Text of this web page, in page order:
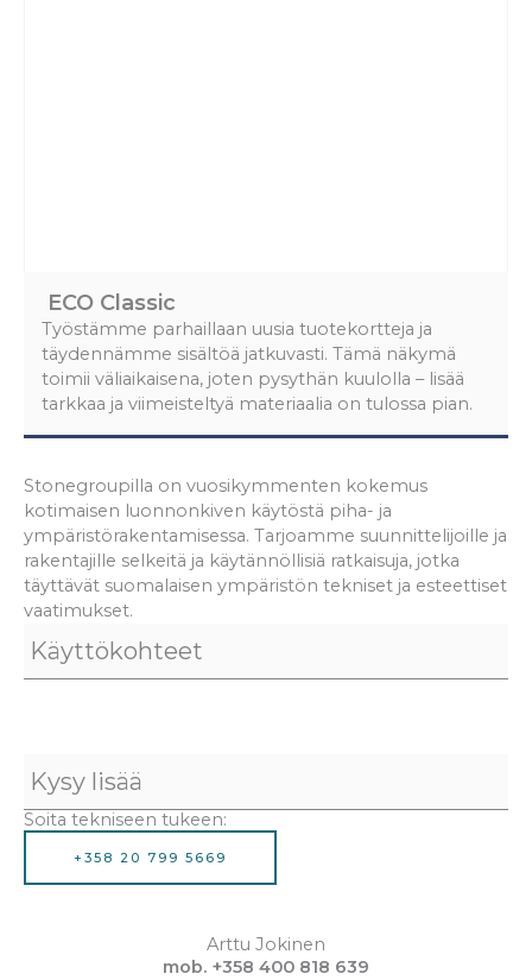
ECO Classic
Työstämme parhaillaan uusia tuotekortteja ja
täydennämme sisältöä jatkuvasti. Tämä näkymä
toimii väliaikaisena, joten pysythän kuulolla – lisää
tarkkaa ja viimeisteltyä materiaalia on tulossa pian.
Stonegroupilla on vuosikymmenten kokemus
kotimaisen luonnonkiven käytöstä piha- ja
ympäristörakentamisessa. Tarjoamme suunnittelijoille ja
rakentajille selkeitä ja käytännöllisiä ratkaisuja, jotka
täyttävät suomalaisen ympäristön tekniset ja esteettiset
vaatimukset.
Käyttökohteet
Kysy lisää
Soita tekniseen tukeen:
+358 20 799 5669
Arttu Jokinen
mob. +358 400 818 639